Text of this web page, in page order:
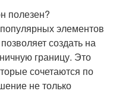
полезен?
элементов
создать на
границу. Это
сочетаются по
не только